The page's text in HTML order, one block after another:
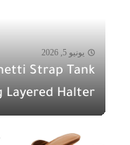
يونيو 5, 2026
Strap Tank
Halter...